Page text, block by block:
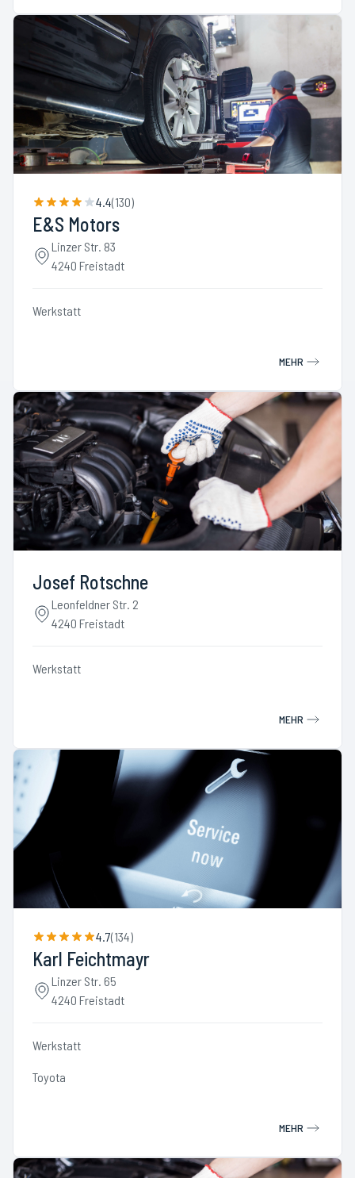
4.4(130)
E&S Motors
Linzer Str. 83
4240 Freistadt
Werkstatt
MEHR
Josef Rotschne
Leonfeldner Str. 2
4240 Freistadt
Werkstatt
MEHR
4.7(134)
Karl Feichtmayr
Linzer Str. 65
4240 Freistadt
Werkstatt
Toyota
MEHR